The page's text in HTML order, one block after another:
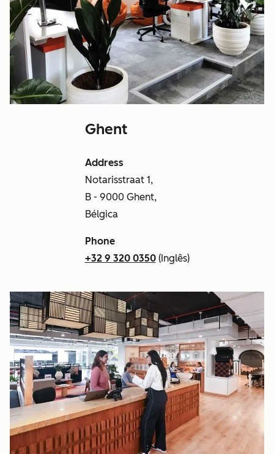
Ghent
Address
Notarisstraat 1,
B - 9000 Ghent,
Bélgica
Phone
+32 9 320 0350(Inglês)